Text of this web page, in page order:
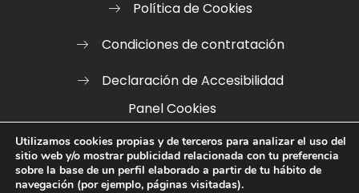
Política de Cookies
Condiciones de contratación
Declaración de Accesibilidad
Panel Cookies
Utilizamos cookies propias y de terceros para analizar el uso del
sitio web y/o mostrar publicidad relacionada con tu preferencia
sobre la base de un perfil elaborado a partir de tu hábito de
navegación (por ejemplo, páginas visitadas).